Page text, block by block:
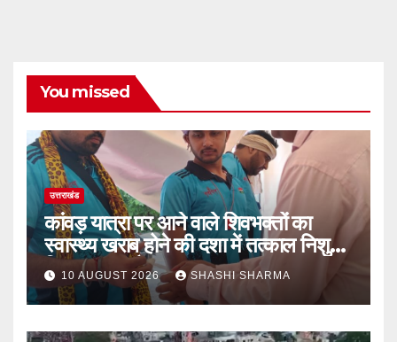
You missed
उत्तराखंड
कांवड़ यात्रा पर आने वाले शिवभक्तों का
स्वास्थ्य खराब होने की दशा में तत्काल निशुल्क
किया जा रहा है उपचार
10 AUGUST 2026 SHASHI SHARMA